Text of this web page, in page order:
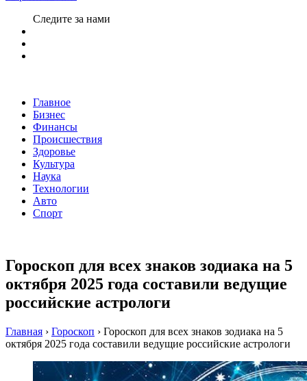
Следите за нами
Главное
Бизнес
Финансы
Происшествия
Здоровье
Культура
Наука
Технологии
Авто
Спорт
Гороскоп для всех знаков зодиака на 5
октября 2025 года составили ведущие
российские астрологи
Главная › Гороскоп › Гороскоп для всех знаков зодиака на 5
октября 2025 года составили ведущие российские астрологи